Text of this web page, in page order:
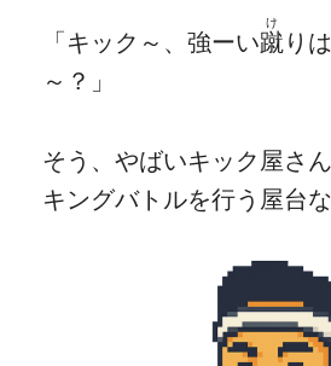
「キック～、強ーい蹴
け
り
～？」
そう、やばいキック屋さ
キングバトルを行う屋台な